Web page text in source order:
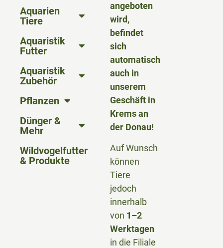
Aquarien
Tiere
Aquaristik
Futter
Aquaristik
Zubehör
Pflanzen
Dünger &
Mehr
Wildvogelfutter
& Produkte
angeboten
wird,
befindet
sich
automatisch
auch in
unserem
Geschäft in
Krems an
der Donau!
Auf Wunsch
können
Tiere
jedoch
innerhalb
von 1–2
Werktagen
in die Filiale